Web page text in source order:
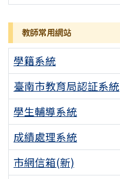
教師常用網站
學籍系統
臺南市教育局認証系統
學生輔導系統
成績處理系統
市網信箱(新)